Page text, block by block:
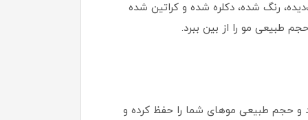
رنگ شده، دکلره شده و کراتین شده
طبیعی مو را از بین ببرد.
و حجم طبیعی موهای شما را حفظ کرده و